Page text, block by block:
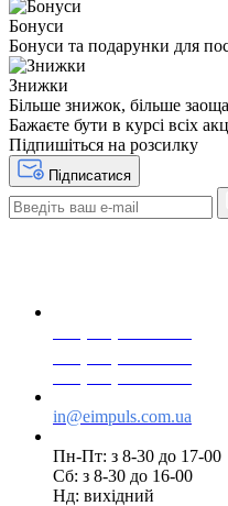
Бонуси
Бонуси та подарунки для
Знижки
Більше знижок, більше
Бажаєте бути в курсі всіх
Підпишіться на розсилку
Підписатися
in@eimpuls.com.ua
Пн-Пт: з 8-30 до 17-00
Сб: з 8-30 до 16-00
Нд: вихідний